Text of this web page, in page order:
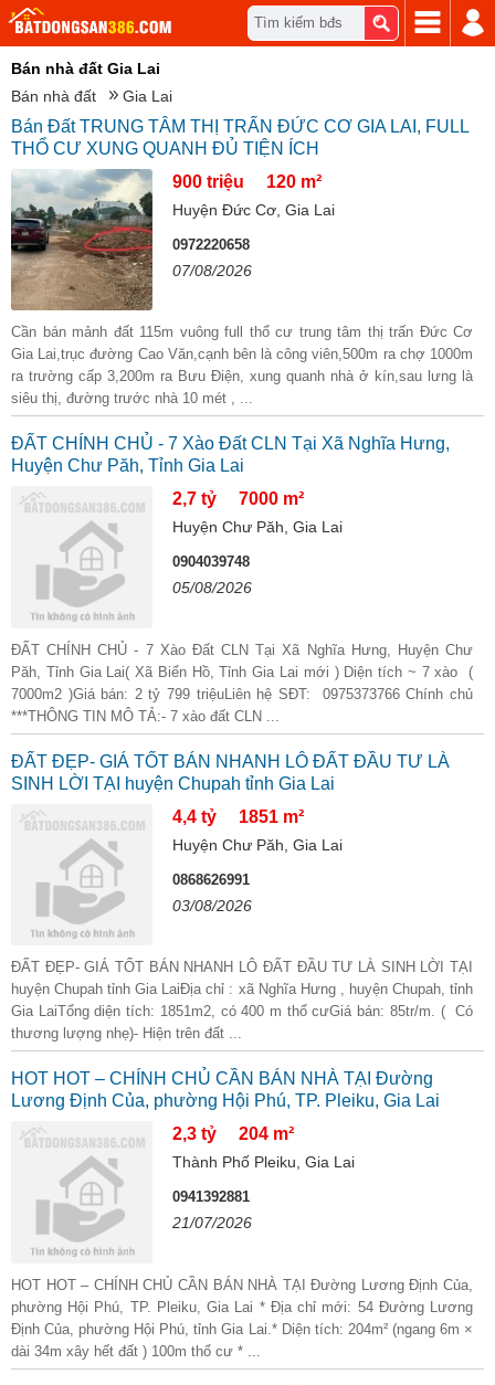
Tìm kiếm bđs
Bán nhà đất Gia Lai
Bán nhà đất
Gia Lai
Bán Đất TRUNG TÂM THỊ TRẤN ĐỨC CƠ GIA LAI, FULL
THỔ CƯ XUNG QUANH ĐỦ TIỆN ÍCH
900 triệu
120 m²
Huyện Đức Cơ, Gia Lai
0972220658
07/08/2026
Cần bán mảnh đất 115m vuông full thổ cư trung tâm thị trấn Đức Cơ
Gia Lai,trục đường Cao Văn,cạnh bên là công viên,500m ra chợ 1000m
ra trường cấp 3,200m ra Bưu Điện, xung quanh nhà ở kín,sau lưng là
siêu thị, đường trước nhà 10 mét , ...
ĐẤT CHÍNH CHỦ - 7 Xào Đất CLN Tại Xã Nghĩa Hưng,
Huyện Chư Păh, Tỉnh Gia Lai
2,7 tỷ
7000 m²
Huyện Chư Păh, Gia Lai
0904039748
05/08/2026
ĐẤT CHÍNH CHỦ - 7 Xào Đất CLN Tại Xã Nghĩa Hưng, Huyện Chư
Păh, Tỉnh Gia Lai( Xã Biển Hồ, Tỉnh Gia Lai mới ) Diện tích ~ 7 xào (
7000m2 )Giá bán: 2 tỷ 799 triệuLiên hệ SĐT: 0975373766 Chính chủ
***THÔNG TIN MÔ TẢ:- 7 xào đất CLN ...
ĐẤT ĐẸP- GIÁ TỐT BÁN NHANH LÔ ĐẤT ĐẦU TƯ LÀ
SINH LỜI TẠI huyện Chupah tỉnh Gia Lai
4,4 tỷ
1851 m²
Huyện Chư Păh, Gia Lai
0868626991
03/08/2026
ĐẤT ĐẸP- GIÁ TỐT BÁN NHANH LÔ ĐẤT ĐẦU TƯ LÀ SINH LỜI TẠI
huyện Chupah tỉnh Gia LaiĐịa chỉ : xã Nghĩa Hưng , huyện Chupah, tỉnh
Gia LaiTổng diện tích: 1851m2, có 400 m thổ cưGiá bán: 85tr/m. ( Có
thương lượng nhẹ)- Hiện trên đất ...
HOT HOT – CHÍNH CHỦ CẦN BÁN NHÀ TẠI Đường
Lương Định Của, phường Hội Phú, TP. Pleiku, Gia Lai
2,3 tỷ
204 m²
Thành Phố Pleiku, Gia Lai
0941392881
21/07/2026
HOT HOT – CHÍNH CHỦ CẦN BÁN NHÀ TẠI Đường Lương Định Của,
phường Hội Phú, TP. Pleiku, Gia Lai * Địa chỉ mới: 54 Đường Lương
Định Của, phường Hội Phú, tỉnh Gia Lai.* Diện tích: 204m² (ngang 6m ×
dài 34m xây hết đất ) 100m thổ cư * ...